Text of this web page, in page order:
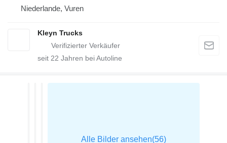
Niederlande, Vuren
Kleyn Trucks
seit 22 Jahren bei Autoline